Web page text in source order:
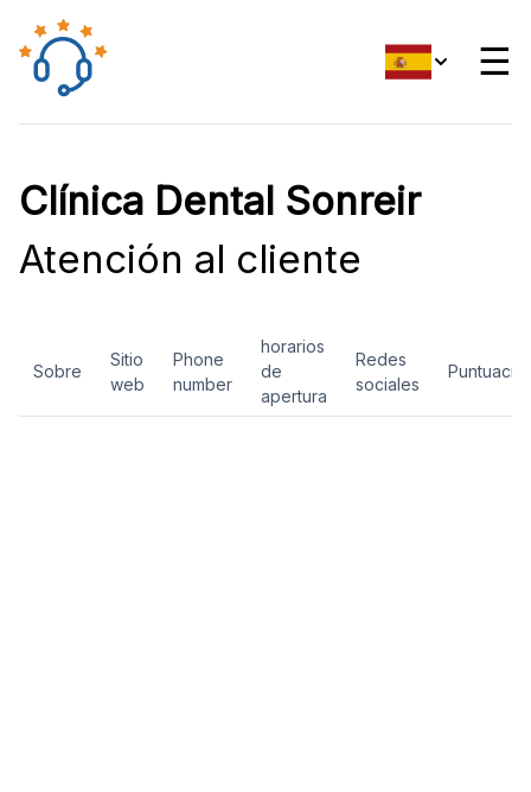
☰
Clínica Dental Sonreir
Atención al cliente
Sobre
Sitio
web
Phone
number
horarios
de
apertura
Redes
sociales